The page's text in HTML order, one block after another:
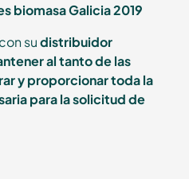
biomasa Galicia 2019
sudistribuidor
al tanto de las
y proporcionar toda la
para la solicitud de